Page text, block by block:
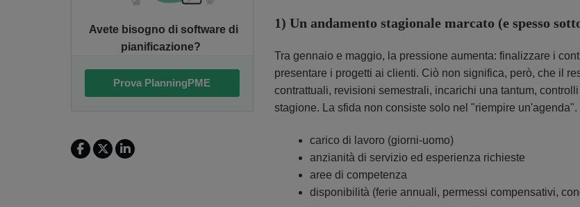
Avete bisogno di software di
pianificazione?
Prova PlanningPME
1) Un andamento stagionale marcato (e spesso
Tra gennaio e maggio, la pressione aumenta: finalizzare i
presentare i progetti ai clienti. Ciò non significa, però, che il
contrattuali, revisioni semestrali, incarichi una tantum,
stagione. La sfida non consiste solo nel "riempire
carico di lavoro (giorni-uomo)
anzianità di servizio ed esperienza richieste
aree di competenza
disponibilità (ferie annuali, permessi compensativi,